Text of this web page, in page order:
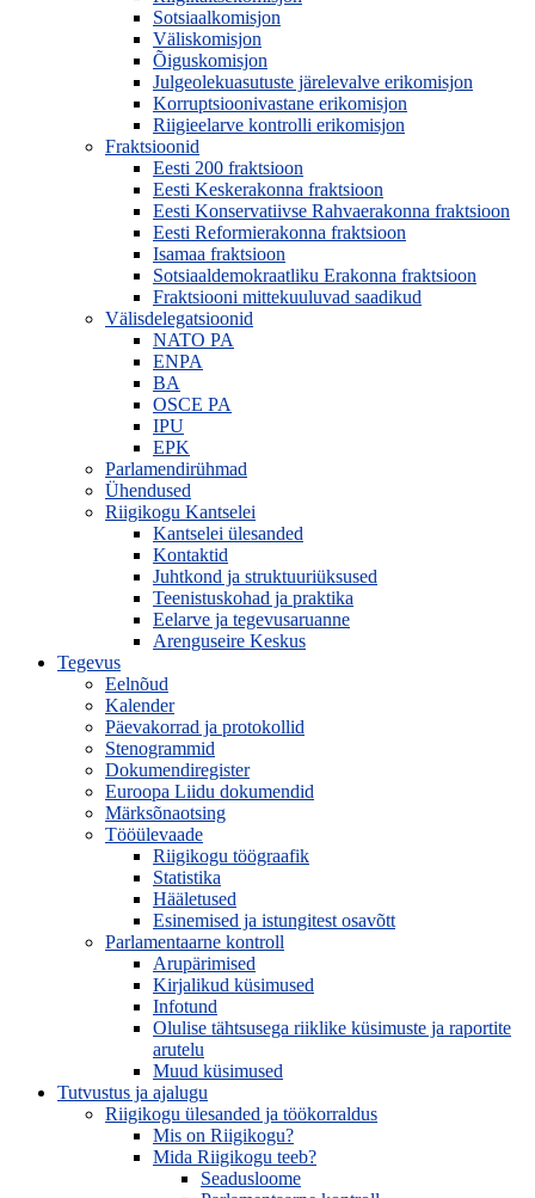
Sotsiaalkomisjon
Väliskomisjon
Õiguskomisjon
Julgeolekuasutuste järelevalve erikomisjon
Korruptsioonivastane erikomisjon
Riigieelarve kontrolli erikomisjon
Fraktsioonid
Eesti 200 fraktsioon
Eesti Keskerakonna fraktsioon
Eesti Konservatiivse Rahvaerakonna fraktsioon
Eesti Reformierakonna fraktsioon
Isamaa fraktsioon
Sotsiaaldemokraatliku Erakonna fraktsioon
Fraktsiooni mittekuuluvad saadikud
Välisdelegatsioonid
NATO PA
ENPA
BA
OSCE PA
IPU
EPK
Parlamendirühmad
Ühendused
Riigikogu Kantselei
Kantselei ülesanded
Kontaktid
Juhtkond ja struktuuriüksused
Teenistuskohad ja praktika
Eelarve ja tegevusaruanne
Arenguseire Keskus
Tegevus
Eelnõud
Kalender
Päevakorrad ja protokollid
Stenogrammid
Dokumendiregister
Euroopa Liidu dokumendid
Märksõnaotsing
Tööülevaade
Riigikogu töögraafik
Statistika
Hääletused
Esinemised ja istungitest osavõtt
Parlamentaarne kontroll
Arupärimised
Kirjalikud küsimused
Infotund
Olulise tähtsusega riiklike küsimuste ja raportite
arutelu
Muud küsimused
Tutvustus ja ajalugu
Riigikogu ülesanded ja töökorraldus
Mis on Riigikogu?
Mida Riigikogu teeb?
Seadusloome